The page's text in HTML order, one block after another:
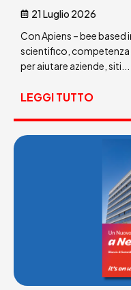
21 Luglio 2026
Con Apiens – bee
scientifico, competenza
per aiutare aziende, siti...
LEGGI TUTTO